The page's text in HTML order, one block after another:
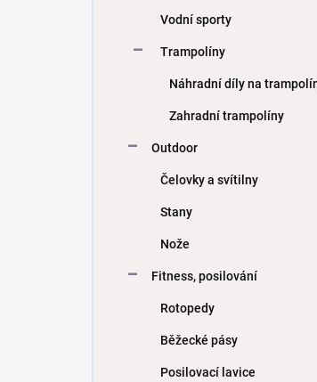
Vodní sporty
Trampolíny
Náhradní díly na
Zahradní trampolíny
Outdoor
Čelovky a svítilny
Stany
Nože
Fitness, posilování
Rotopedy
Běžecké pásy
Posilovací lavice